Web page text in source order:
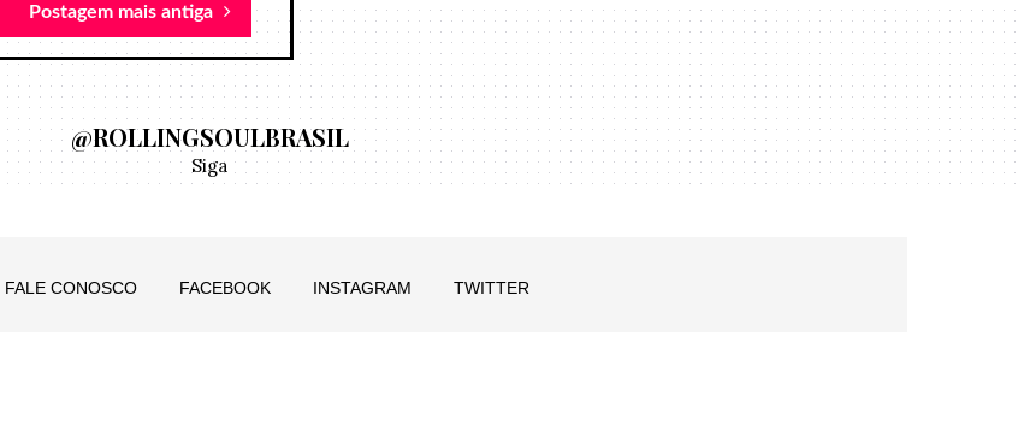
Postagem mais antiga
@ROLLINGSOULBRASIL
Siga
FALE CONOSCO FACEBOOK INSTAGRAM TWITTER